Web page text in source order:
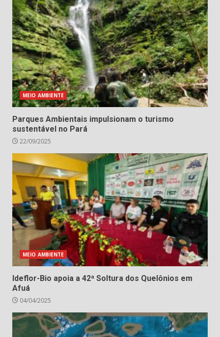
MEIO AMBIENTE
Parques Ambientais impulsionam o turismo
sustentável no Pará
22/09/2025
MEIO AMBIENTE
Ideflor-Bio apoia a 42ª Soltura dos Quelônios em
Afuá
04/04/2025